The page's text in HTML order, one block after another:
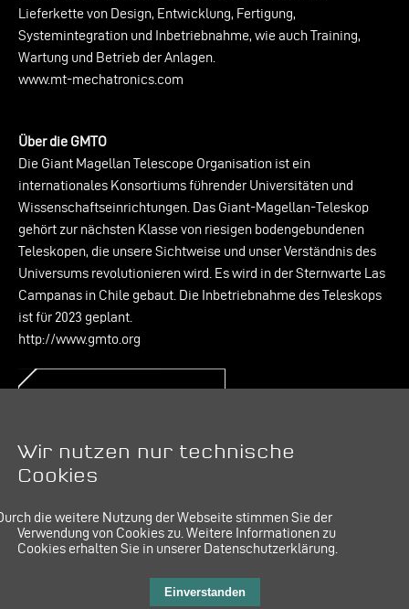
Lieferkette von Design, Entwicklung, Fertigung,
Systemintegration und Inbetriebnahme, wie auch Training,
Wartung und Betrieb der Anlagen.
www.mt-mechatronics.com
Über die GMTO
Die Giant Magellan Telescope Organisation ist ein
internationales Konsortiums führender Universitäten und
Wissenschaftseinrichtungen. Das Giant-Magellan-Teleskop
gehört zur nächsten Klasse von riesigen bodengebundenen
Teleskopen, die unsere Sichtweise und unser Verständnis des
Universums revolutionieren wird. Es wird in der Sternwarte Las
Campanas in Chile gebaut. Die Inbetriebnahme des Teleskops
ist für 2023 geplant.
http://www.gmto.org
E-Mail:
IMPRESSUM
LINKEDIN
Wir nutzen nur technische
Cookies
die weitere Nutzung der Webseite stimmen Sie der
Verwendung von Cookies zu.Weitere Informationen zu
Cookies erhalten Sie in unserer Datenschutzerklärung.
Einverstanden